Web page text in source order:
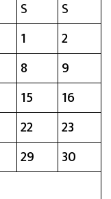
S
S
1
2
8
9
15
16
22
23
29
30